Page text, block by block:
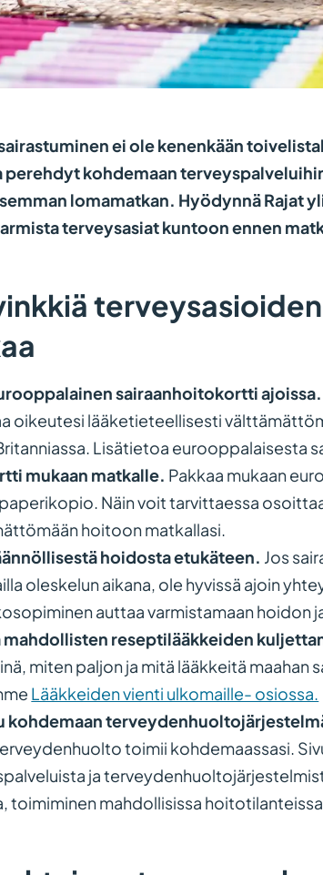
ei ole kenenkään
perehdyt kohdemaan
lomamatkan. Hyödynnä Rajat
terveysasiat kuntoon ennen
sairaanhoitokortti ajoissa.
oikeutesi lääketieteellisesti
Lisätietoa eurooppalaisesta
mukaan matkalle. Pakkaa mukaan
Näin voit tarvittaessa
hoitoon matkallasi.
hoidosta etukäteen. Jos
oleskelun aikana, ole hyvissä ajoin
auttaa varmistamaan hoidon
mahdollisten reseptilääkkeiden
miten paljon ja mitä lääkkeitä maahan
Lääkkeiden vienti ulkomaille- osiossa.
kohdemaan
toimii kohdemaassasi.
ja
toimiminen mahdollisissa